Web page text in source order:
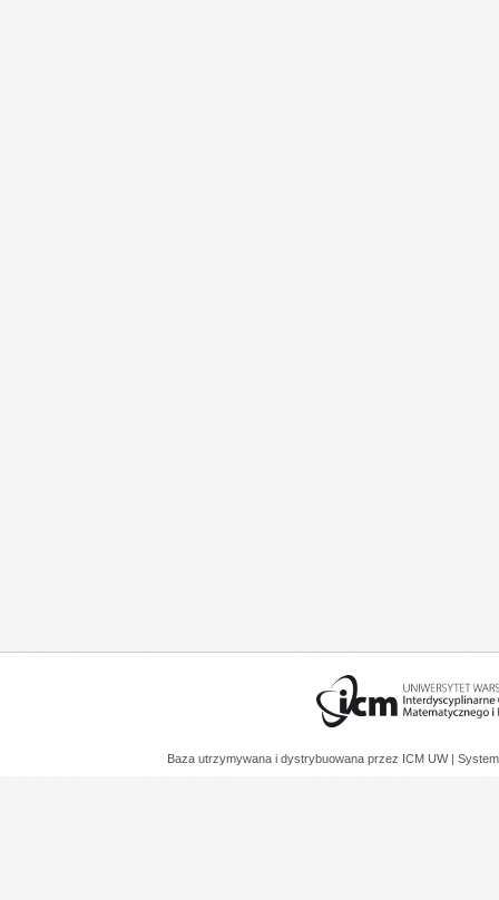
Baza utrzymywana i dystrybuowana przez ICM UW |